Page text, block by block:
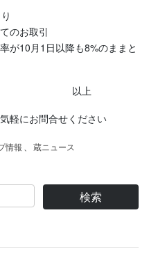
のお取引
が10月1日以降も8%のままと
軽にお問合せください
情報 蔵ニュース